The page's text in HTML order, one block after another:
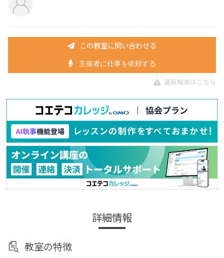
この教室に問い合わせる
主催者に仕事を依頼する
違反報告はこちら
詳細情報
教室の特徴